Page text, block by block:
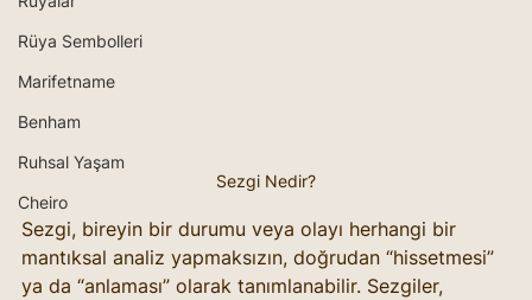
Rüya Sembolleri
Marifetname
Benham
Ruhsal Yaşam
Cheiro
Sezgi Nedir?
Sezgi, bireyin bir durumu veya olayı herhangi bir
mantıksal analiz yapmaksızın, doğrudan “hissetmesi”
ya da “anlaması” olarak tanımlanabilir. Sezgiler,